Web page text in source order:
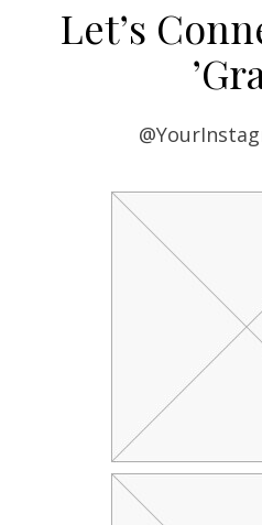
Let’s